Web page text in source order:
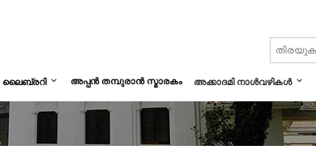
ലൈബ്രറി അപ്പൻ തമ്പുരാൻ സ്മാരകം അക്കാദമി നാൾവഴികൾ